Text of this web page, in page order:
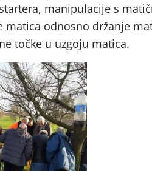
manipulacije s
matica odnosno držanje
točke u uzgoju matica.